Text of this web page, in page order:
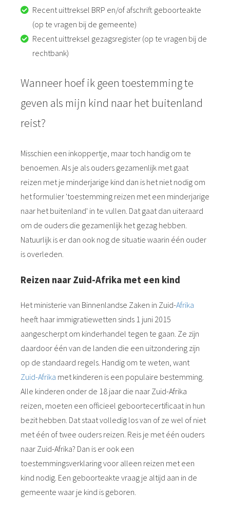
Recent uittreksel BRP en/of afschrift geboorteakte
(op te vragen bij de gemeente)
Recent uittreksel gezagsregister (op te vragen bij de
rechtbank)
Wanneer hoef ik geen toestemming te
geven als mijn kind naar het buitenland
reist?
Misschien een inkoppertje, maar toch handig om te
benoemen. Als je als ouders gezamenlijk met gaat
reizen met je minderjarige kind dan is het niet nodig om
het formulier 'toestemming reizen met een minderjarige
naar het buitenland' in te vullen. Dat gaat dan uiteraard
om de ouders die gezamenlijk het gezag hebben.
Natuurlijk is er dan ook nog de situatie waarin één ouder
is overleden.
Reizen naar Zuid-Afrika met een kind
Het ministerie van Binnenlandse Zaken in Zuid-Afrika
heeft haar immigratiewetten sinds 1 juni 2015
aangescherpt om kinderhandel tegen te gaan. Ze zijn
daardoor één van de landen die een uitzondering zijn
op de standaard regels. Handig om te weten, want
Zuid-Afrika met kinderen is een populaire bestemming.
Alle kinderen onder de 18 jaar die naar Zuid-Afrika
reizen, moeten een officieel geboortecertificaat in hun
bezit hebben. Dat staat volledig los van of ze wel of niet
met één of twee ouders reizen. Reis je met één ouders
naar Zuid-Afrika? Dan is er ook een
toestemmingsverklaring voor alleen reizen met een
kind nodig. Een geboorteakte vraag je altijd aan in de
gemeente waar je kind is geboren.